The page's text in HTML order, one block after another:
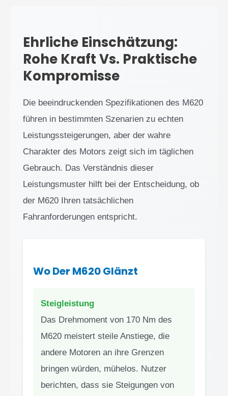
Ehrliche Einschätzung:
Rohe Kraft Vs. Praktische
Kompromisse
Die beeindruckenden Spezifikationen des M620
führen in bestimmten Szenarien zu echten
Leistungssteigerungen, aber der wahre
Charakter des Motors zeigt sich im täglichen
Gebrauch. Das Verständnis dieser
Leistungsmuster hilft bei der Entscheidung, ob
der M620 Ihren tatsächlichen
Fahranforderungen entspricht.
Wo Der M620 Glänzt
Steigleistung
Das Drehmoment von 170 Nm des
M620 meistert steile Anstiege, die
andere Motoren an ihre Grenzen
bringen würden, mühelos. Nutzer
berichten, dass sie Steigungen von